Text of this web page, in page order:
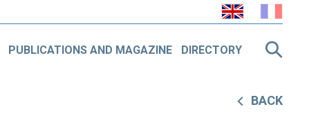
PUBLICATIONS AND MAGAZINE DIRECTORY
BACK